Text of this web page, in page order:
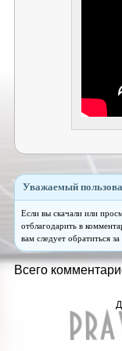
Уважаемый
Если вы скачали или
отблагодарить в
вам следует обратиться
Всего